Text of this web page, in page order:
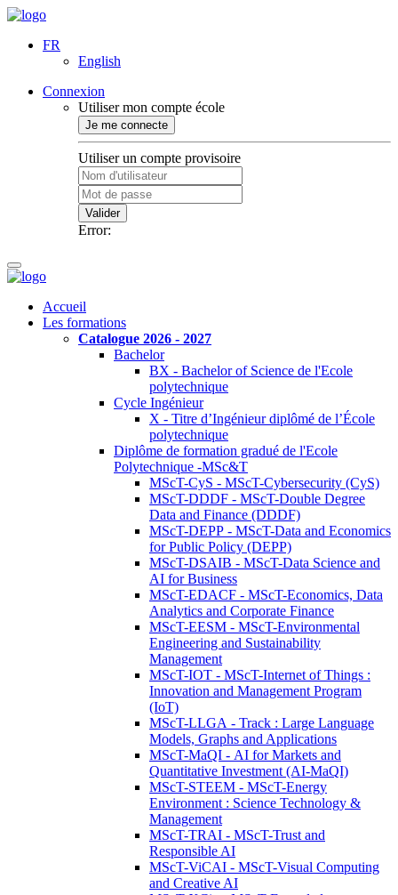
FR
English
Connexion
Utiliser mon compte école
Je me connecte
Utiliser un compte provisoire
Valider
Error:
Accueil
Les formations
Catalogue 2026 - 2027
Bachelor
BX - Bachelor of Science de l'Ecole
polytechnique
Cycle Ingénieur
X - Titre d’Ingénieur diplômé de l’École
polytechnique
Diplôme de formation gradué de l'Ecole
Polytechnique -MSc&T
MScT-CyS - MScT-Cybersecurity (CyS)
MScT-DDDF - MScT-Double Degree
Data and Finance (DDDF)
MScT-DEPP - MScT-Data and Economics
for Public Policy (DEPP)
MScT-DSAIB - MScT-Data Science and
AI for Business
MScT-EDACF - MScT-Economics, Data
Analytics and Corporate Finance
MScT-EESM - MScT-Environmental
Engineering and Sustainability
Management
MScT-IOT - MScT-Internet of Things :
Innovation and Management Program
(IoT)
MScT-LLGA - Track : Large Language
Models, Graphs and Applications
MScT-MaQI - AI for Markets and
Quantitative Investment (AI-MaQI)
MScT-STEEM - MScT-Energy
Environment : Science Technology &
Management
MScT-TRAI - MScT-Trust and
Responsible AI
MScT-ViCAI - MScT-Visual Computing
and Creative AI